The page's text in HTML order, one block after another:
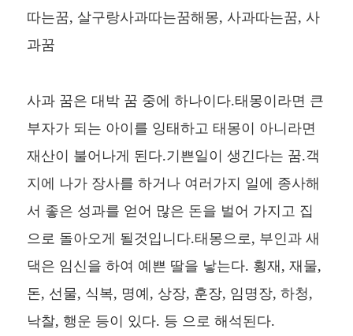
따는꿈, 살구랑사과따는꿈해몽, 사과따는꿈, 사
과꿈
사과 꿈은 대박 꿈 중에 하나이다.태몽이라면 큰
부자가 되는 아이를 잉태하고 태몽이 아니라면
재산이 불어나게 된다.기쁜일이 생긴다는 꿈.객
지에 나가 장사를 하거나 여러가지 일에 종사해
서 좋은 성과를 얻어 많은 돈을 벌어 가지고 집
으로 돌아오게 될것입니다.태몽으로, 부인과 새
댁은 임신을 하여 예쁜 딸을 낳는다. 횡재, 재물,
돈, 선물, 식복, 명예, 상장, 훈장, 임명장, 하청,
낙찰, 행운 등이 있다. 등 으로 해석된다.